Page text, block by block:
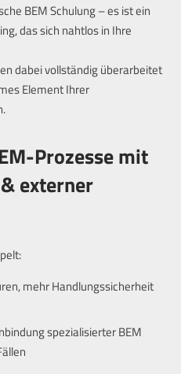
BEM Schulung – es ist ein
das sich nahtlos in Ihre
dabei vollständig überarbeitet
Element Ihrer
Prozesse mit
externer
mehr Handlungssicherheit
spezialisierter BEM